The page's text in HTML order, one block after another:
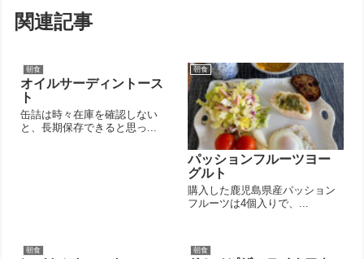
関連記事
朝食
オイルサーディントース
ト
缶詰は時々在庫を確認しない
と、長期保存できると思っ...
朝食
パッションフルーツヨー
グルト
購入した鹿児島県産パッション
フルーツは4個入りで、...
朝食 朝食